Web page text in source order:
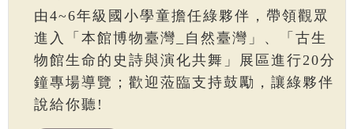
由4~6年級國小學童擔任綠夥伴，帶領觀眾
進入「本館博物臺灣_自然臺灣」、「古生
物館生命的史詩與演化共舞」展區進行20分
鐘專場導覽；歡迎蒞臨支持鼓勵，讓綠夥伴
說給你聽!